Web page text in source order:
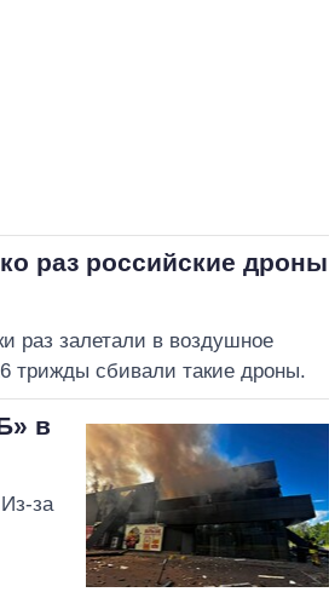
раз российские дроны
раз залетали в воздушное
трижды сбивали такие дроны.
в
за